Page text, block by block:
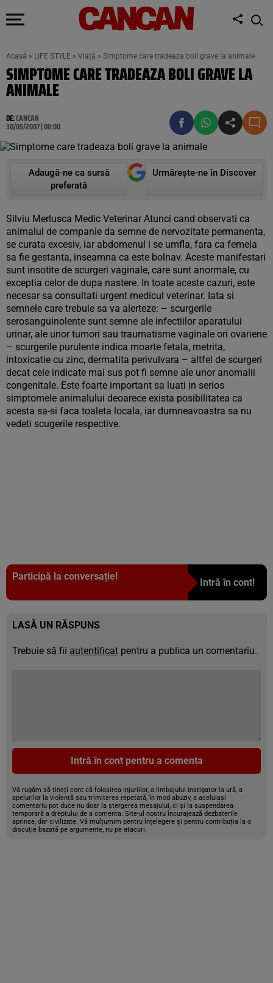
Acasă » LIFE STYLE » Viață » Simptome care tradeaza boli grave la animale
SIMPTOME CARE TRADEAZA BOLI GRAVE LA
ANIMALE
DE:CANCAN
30/05/2007 | 00:00
Adaugă-ne ca sursă
preferată
Urmărește-ne în Discover
Silviu Merlusca Medic Veterinar Atunci cand observati ca
animalul de companie da semne de nervozitate permanenta,
se curata excesiv, iar abdomenul i se umfla, fara ca femela
sa fie gestanta, inseamna ca este bolnav. Aceste manifestari
sunt insotite de scurgeri vaginale, care sunt anormale, cu
exceptia celor de dupa nastere. In toate aceste cazuri, este
necesar sa consultati urgent medicul veterinar. Iata si
semnele care trebuie sa va alerteze: – scurgerile
serosanguinolente sunt semne ale infectiilor aparatului
urinar, ale unor tumori sau traumatisme vaginale ori ovariene
– scurgerile purulente indica moarte fetala, metrita,
intoxicatie cu zinc, dermatita perivulvara – altfel de scurgeri
decat cele indicate mai sus pot fi semne ale unor anomalii
congenitale. Este foarte important sa luati in serios
simptomele animalului deoarece exista posibilitatea ca
acesta sa-si faca toaleta locala, iar dumneavoastra sa nu
vedeti scugerile respective.
Participă la conversație!
Intră în cont!
LASĂ UN RĂSPUNS
Trebuie să fii autentificat pentru a publica un comentariu.
Intră în cont pentru a comenta
Vă rugăm să țineți cont că folosirea injuriilor, a limbajului instigator la ură, a
apelurilor la violență sau trimiterea repetată, în mod abuziv, a aceluiași
comentariu pot duce nu doar la ștergerea mesajului, ci și la suspendarea
temporară a dreptului de a comenta. Site-ul nostru încurajează dezbaterile
aprinse, dar civilizate. Vă mulțumim pentru înțelegere și pentru contribuția la o
discuție bazată pe argumente, nu pe atacuri.